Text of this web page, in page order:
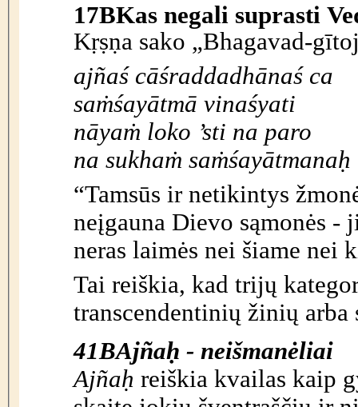
17BKas negali suprasti
Kṛṣṇa sako „Bhagavad-
ajñaś cāśraddadhānaś ca
saṁśayātmā vinaśyati
nāyaṁ loko ’sti na paro
na sukhaṁ saṁśayātmanaḥ
“Tamsūs ir netikintys
neįgauna Dievo sąmonės
neras laimės nei šiame nei
Tai reiškia, kad trijų
transcendentinių žinių
41BAjñaḥ - neišmanėliai
Ajñaḥ reiškia kvailas kaip